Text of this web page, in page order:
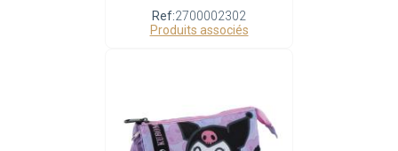
Ref:2700002302
Produits associés